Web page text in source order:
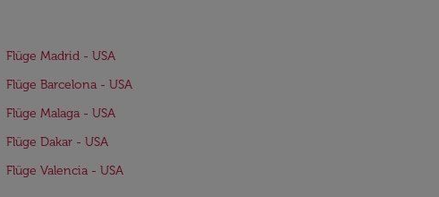
Flüge Madrid - USA
Flüge Barcelona - USA
Flüge Malaga - USA
Flüge Dakar - USA
Flüge Valencia - USA